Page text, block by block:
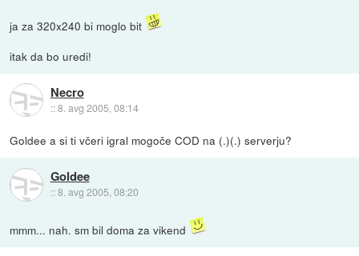
ja za 320x240 bi moglo bit
itak da bo uredi!
Necro
::8. avg 2005, 08:14
Goldee a si ti včeri igral mogoče COD na (.)(.) serverju?
Goldee
::8. avg 2005, 08:20
mmm... nah. sm bil doma za vikend